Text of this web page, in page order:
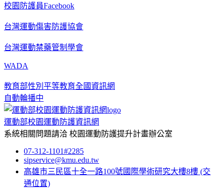
校園防護員Facebook
台灣運動傷害防護協會
台灣運動禁藥管制學會
WADA
教育部性別平等教育全國資訊網
自動輪播中
運動部校園運動防護資訊網
系統相關問題請洽 校園運動防護提升計畫辦公室
07-312-1101#2285
sipservice@kmu.edu.tw
高雄市三民區十全一路100號國際學術研究大樓8樓 (交
通位置)